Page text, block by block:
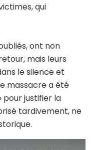
qui
ont non
mais leurs
le silence et
massacre a été
pour justifier la
tardivement, ne